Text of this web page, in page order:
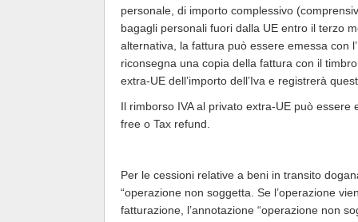
personale, di importo complessivo
bagagli personali fuori dalla UE entro il terzo
alternativa, la fattura può essere emessa con
riconsegna una copia della fattura con il
extra-UE dell’importo dell’Iva e registrerà
Il rimborso IVA al privato extra-UE può
free o Tax refund.
Per le cessioni relative a beni in transito
“operazione non soggetta. Se l’operazione
fatturazione, l’annotazione “operazione non